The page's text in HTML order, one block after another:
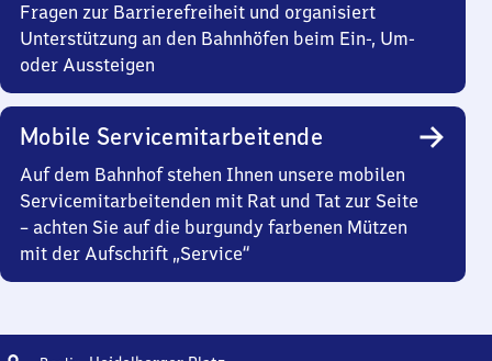
Fragen zur Barrierefreiheit und organisiert
Unterstützung an den Bahnhöfen beim Ein-, Um-
oder Aussteigen
Mobile Servicemitarbeitende
Auf dem Bahnhof stehen Ihnen unsere mobilen
Servicemitarbeitenden mit Rat und Tat zur Seite
– achten Sie auf die burgundy farbenen Mützen
mit der Aufschrift „Service“